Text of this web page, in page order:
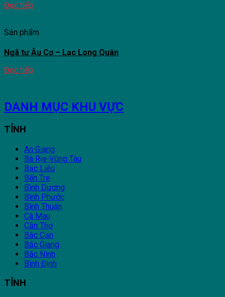
Đọc tiếp
Sản phẩm
Ngã tư Âu Cơ – Lạc Long Quân
Đọc tiếp
DANH MỤC KHU VỰC
TỈNH
An Giang
Bà Rịa-Vũng Tàu
Bạc Liêu
Bến Tre
Bình Dương
Bình Phước
Bình Thuận
Cà Mau
Cần Thơ
Bắc Cạn
Bắc Giang
Bắc Ninh
Bình Định
TỈNH